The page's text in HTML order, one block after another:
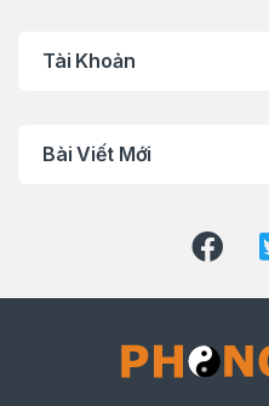
Tài Khoản
Bài Viết Mới